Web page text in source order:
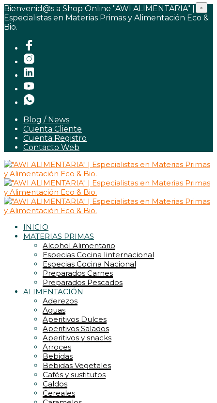
Bienvenid@s a Shop Online "AWI ALIMENTARIA" |
Especialistas en Materias Primas y Alimentación Eco &
Bio.
Blog / News
Cuenta Cliente
Cuenta Registro
Contacto Web
INICIO
MATERIAS PRIMAS
Alcohol Alimentario
Especias Cocina Iinternacional
Especias Cocina Nacional
Preparados Carnes
Preparados Pescados
ALIMENTACIÓN
Aderezos
Aguas
Aperitivos Dulces
Aperitivos Salados
Aperitivos y snacks
Arroces
Bebidas
Bebidas Vegetales
Cafés y sustitutos
Caldos
Cereales
×